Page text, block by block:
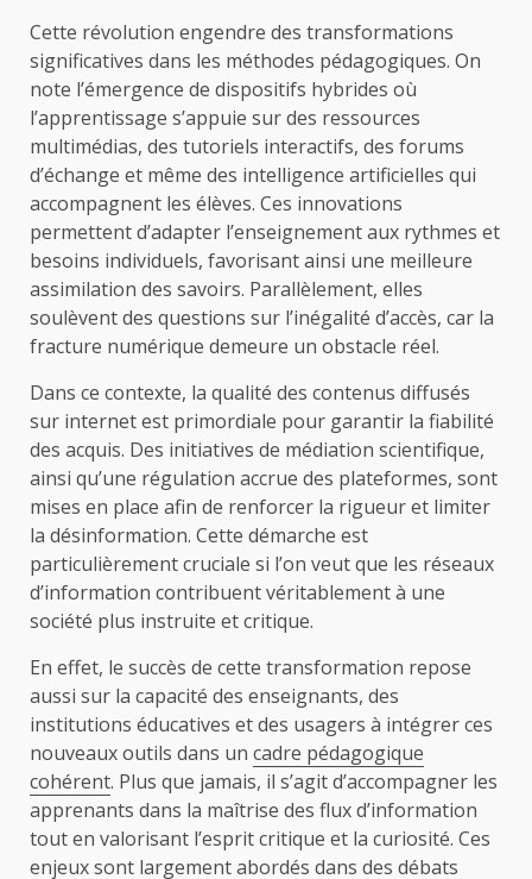
Cette révolution engendre des transformations
significatives dans les méthodes pédagogiques. On
note l’émergence de dispositifs hybrides où
l’apprentissage s’appuie sur des ressources
multimédias, des tutoriels interactifs, des forums
d’échange et même des intelligence artificielles qui
accompagnent les élèves. Ces innovations
permettent d’adapter l’enseignement aux rythmes et
besoins individuels, favorisant ainsi une meilleure
assimilation des savoirs. Parallèlement, elles
soulèvent des questions sur l’inégalité d’accès, car la
fracture numérique demeure un obstacle réel.
Dans ce contexte, la qualité des contenus diffusés
sur internet est primordiale pour garantir la fiabilité
des acquis. Des initiatives de médiation scientifique,
ainsi qu’une régulation accrue des plateformes, sont
mises en place afin de renforcer la rigueur et limiter
la désinformation. Cette démarche est
particulièrement cruciale si l’on veut que les réseaux
d’information contribuent véritablement à une
société plus instruite et critique.
En effet, le succès de cette transformation repose
aussi sur la capacité des enseignants, des
institutions éducatives et des usagers à intégrer ces
nouveaux outils dans un cadre pédagogique
cohérent. Plus que jamais, il s’agit d’accompagner les
apprenants dans la maîtrise des flux d’information
tout en valorisant l’esprit critique et la curiosité. Ces
enjeux sont largement abordés dans des débats